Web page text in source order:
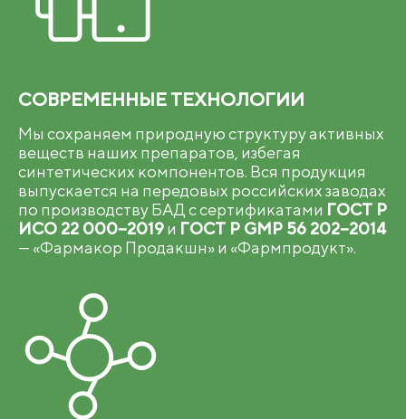
СОВРЕМЕННЫЕ ТЕХНОЛОГИИ
Мы сохраняем природную структуру активных
веществ наших препаратов, избегая
синтетических компонентов. Вся продукция
выпускается на передовых российских заводах
по производству БАД с сертификатами ГОСТ Р
ИСО 22 000−2019и ГОСТ Р GMP 56 202−2014
— «Фармакор Продакшн» и «Фармпродукт».